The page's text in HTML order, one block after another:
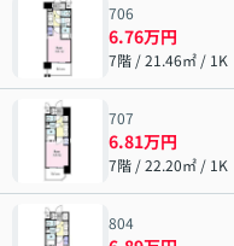
706
6.76万円
7階 / 21.46㎡ / 1K
707
6.81万円
7階 / 22.20㎡ / 1K
804